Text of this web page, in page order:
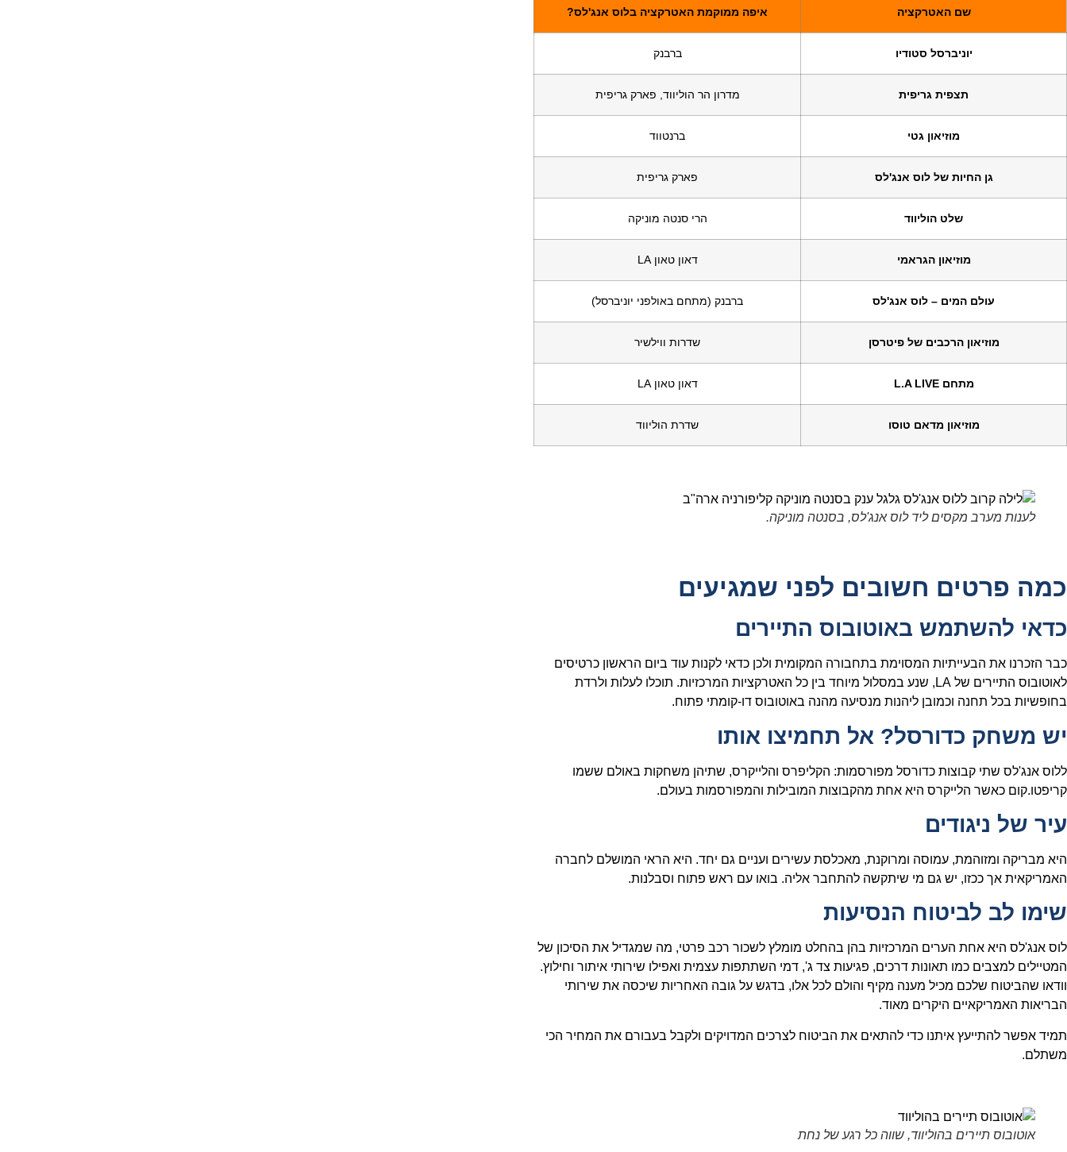
שם האטרקציה איפה ממוקמת האטרקציה בלוס אנג'לס?
יוניברסל סטודיו ברבנק
תצפית גריפית מדרון הר הוליווד, פארק גריפית
מוזיאון גטי ברנטווד
גן החיות של לוס אנג'לס פארק גריפית
שלט הוליווד הרי סנטה מוניקה
מוזיאון הגראמי דאון טאון LA
עולם המים – לוס אנג'לס ברבנק (מתחם באולפני יוניברסל)
מוזיאון הרכבים של פיטרסן שדרות ווילשיר
מתחם L.A LIVE דאון טאון LA
מוזיאון מדאם טוסו שדרת הוליווד
לענות מערב מקסים ליד לוס אנג'לס, בסנטה מוניקה.
כמה פרטים חשובים לפני שמגיעים
כדאי להשתמש באוטובוס התיירים
כבר הזכרנו את הבעייתיות המסוימת בתחבורה המקומית ולכן כדאי לקנות עוד ביום הראשון כרטיסים
לאוטובוס התיירים של LA, שנע במסלול מיוחד בין כל האטרקציות המרכזיות. תוכלו לעלות ולרדת
בחופשיות בכל תחנה וכמובן ליהנות מנסיעה מהנה באוטובוס דו-קומתי פתוח.
יש משחק כדורסל? אל תחמיצו אותו
ללוס אנג'לס שתי קבוצות כדורסל מפורסמות: הקליפרס והלייקרס, שתיהן משחקות באולם ששמו
קריפטו.קום כאשר הלייקרס היא אחת מהקבוצות המובילות והמפורסמות בעולם.
עיר של ניגודים
היא מבריקה ומזוהמת, עמוסה ומרוקנת, מאכלסת עשירים ועניים גם יחד. היא הראי המושלם לחברה
האמריקאית אך ככזו, יש גם מי שיתקשה להתחבר אליה. בואו עם ראש פתוח וסבלנות.
שימו לב לביטוח הנסיעות
לוס אנג'לס היא אחת הערים המרכזיות בהן בהחלט מומלץ לשכור רכב פרטי, מה שמגדיל את הסיכון של
המטיילים למצבים כמו תאונות דרכים, פגיעות צד ג', דמי השתתפות עצמית ואפילו שירותי איתור וחילוץ.
וודאו שהביטוח שלכם מכיל מענה מקיף והולם לכל אלו, בדגש על גובה האחריות שיכסה את שירותי
הבריאות האמריקאיים היקרים מאוד.
תמיד אפשר להתייעץ איתנו כדי להתאים את הביטוח לצרכים המדויקים ולקבל בעבורם את המחיר הכי
משתלם.
אוטובוס תיירים בהוליווד, שווה כל רגע של נחת